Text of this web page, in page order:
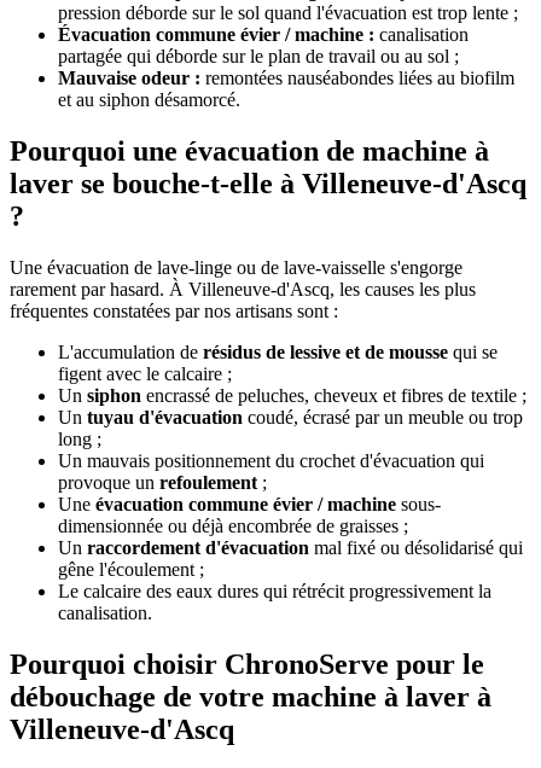
pression déborde sur le sol quand l'évacuation est trop lente ;
Évacuation commune évier / machine : canalisation
partagée qui déborde sur le plan de travail ou au sol ;
Mauvaise odeur : remontées nauséabondes liées au biofilm
et au siphon désamorcé.
Pourquoi une évacuation de machine à
laver se bouche-t-elle à Villeneuve-d'Ascq
?
Une évacuation de lave-linge ou de lave-vaisselle s'engorge
rarement par hasard. À Villeneuve-d'Ascq, les causes les plus
fréquentes constatées par nos artisans sont :
L'accumulation de résidus de lessive et de mousse qui se
figent avec le calcaire ;
Un siphon encrassé de peluches, cheveux et fibres de textile ;
Un tuyau d'évacuation coudé, écrasé par un meuble ou trop
long ;
Un mauvais positionnement du crochet d'évacuation qui
provoque un refoulement ;
Une évacuation commune évier / machine sous-
dimensionnée ou déjà encombrée de graisses ;
Un raccordement d'évacuation mal fixé ou désolidarisé qui
gêne l'écoulement ;
Le calcaire des eaux dures qui rétrécit progressivement la
canalisation.
Pourquoi choisir ChronoServe pour le
débouchage de votre machine à laver à
Villeneuve-d'Ascq